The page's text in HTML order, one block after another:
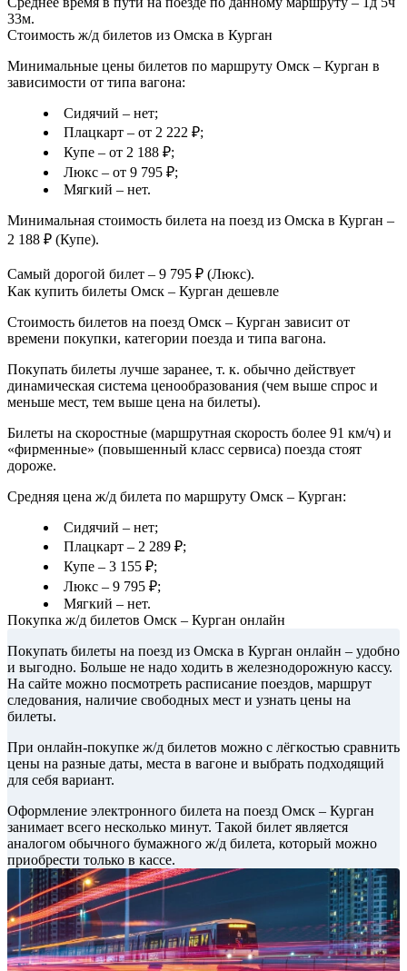
33м.
Стоимость ж/д билетов из Омска в Курган
Минимальные цены билетов по маршруту Омск – Курган в
зависимости от типа вагона:
Сидячий – нет;
Плацкарт – от 2 222 ₽;
Купе – от 2 188 ₽;
Люкс – от 9 795 ₽;
Мягкий – нет.
Минимальная стоимость билета на поезд из Омска в Курган –
2 188 ₽ (Купе).
Самый дорогой билет – 9 795 ₽ (Люкс).
Как купить билеты Омск – Курган дешевле
Стоимость билетов на поезд Омск – Курган зависит от
времени покупки, категории поезда и типа вагона.
Покупать билеты лучше заранее, т. к. обычно действует
динамическая система ценообразования (чем выше спрос и
меньше мест, тем выше цена на билеты).
Билеты на скоростные (маршрутная скорость более 91 км/ч) и
«фирменные» (повышенный класс сервиса) поезда стоят
дороже.
Средняя цена ж/д билета по маршруту Омск – Курган:
Сидячий – нет;
Плацкарт – 2 289 ₽;
Купе – 3 155 ₽;
Люкс – 9 795 ₽;
Мягкий – нет.
Покупка ж/д билетов Омск – Курган онлайн
Покупать билеты на поезд из Омска в Курган онлайн – удобно
и выгодно. Больше не надо ходить в железнодорожную кассу.
На сайте можно посмотреть расписание поездов, маршрут
следования, наличие свободных мест и узнать цены на
билеты.
При онлайн-покупке ж/д билетов можно с лёгкостью сравнить
цены на разные даты, места в вагоне и выбрать подходящий
для себя вариант.
Оформление электронного билета на поезд Омск – Курган
занимает всего несколько минут. Такой билет является
аналогом обычного бумажного ж/д билета, который можно
приобрести только в кассе.